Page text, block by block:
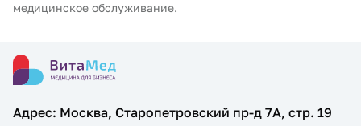
медицинское обслуживание.
Адрес: Москва, Старопетровский пр-д 7А, стр. 19